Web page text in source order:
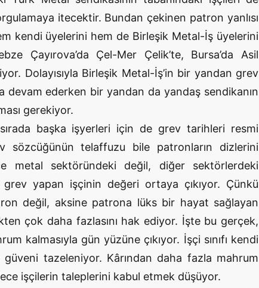
itecektir. Bundan çekinen patron yanlısı
kendi üyelerini hem de Birleşik Metal-İş üyelerini
Çayırova’da Çel-Mer Çelik’te, Bursa’da Asil
Dolayısıyla Birleşik Metal-İş’in bir yandan grev
devam ederken bir yandan da yandaş sendikanın
gerekiyor.
sırada başka işyerleri için de grev tarihleri resmi
sözcüğünün telaffuzu bile patronların dizlerini
metal sektöründeki değil, diğer sektörlerdeki
yapan işçinin değeri ortaya çıkıyor. Çünkü
değil, aksine patrona lüks bir hayat sağlayan
çok daha fazlasını hak ediyor. İşte bu gerçek,
kalmasıyla gün yüzüne çıkıyor. İşçi sınıfı kendi
güveni tazeleniyor. Kârından daha fazla mahrum
işçilerin taleplerini kabul etmek düşüyor.